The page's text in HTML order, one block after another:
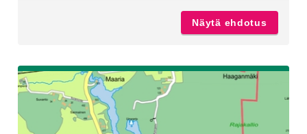
Näytä ehdotus